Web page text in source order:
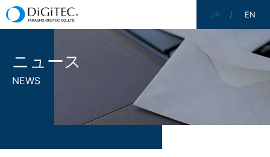
JP EN
ニュース
NEWS